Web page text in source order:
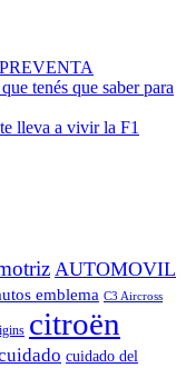
tenés que saber para
lleva a vivir la F1
AUTOMOVIL
emblema C3 Aircross
citroën
cuidado del